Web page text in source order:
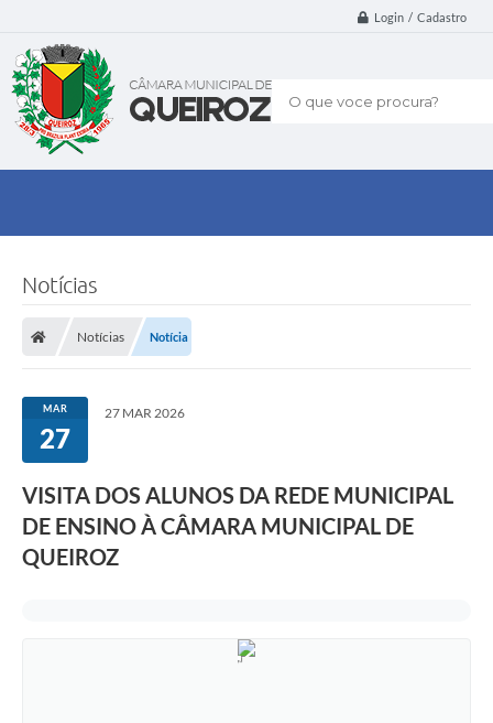
Login / Cadastro
O que voce procura?
Notícias
Notícias Notícia
MAR
27
27 MAR 2026
VISITA DOS ALUNOS DA REDE MUNICIPAL
DE ENSINO À CÂMARA MUNICIPAL DE
QUEIROZ